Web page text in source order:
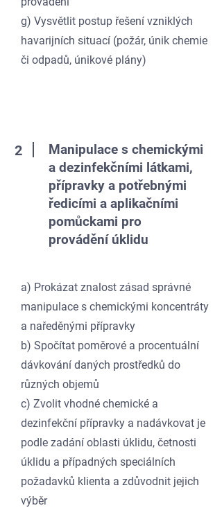
g) Vysvětlit postup řešení vzniklých
havarijních situací (požár, únik chemie
či odpadů, únikové plány)
2
Manipulace s chemickými
a dezinfekčními látkami,
přípravky a potřebnými
ředicími a aplikačními
pomůckami pro
provádění úklidu
a) Prokázat znalost zásad správné
manipulace s chemickými koncentráty
a naředěnými přípravky
b) Spočítat poměrové a procentuální
dávkování daných prostředků do
různých objemů
c) Zvolit vhodné chemické a
dezinfekční přípravky a nadávkovat je
podle zadání oblasti úklidu, četnosti
úklidu a případných speciálních
požadavků klienta a zdůvodnit jejich
výběr